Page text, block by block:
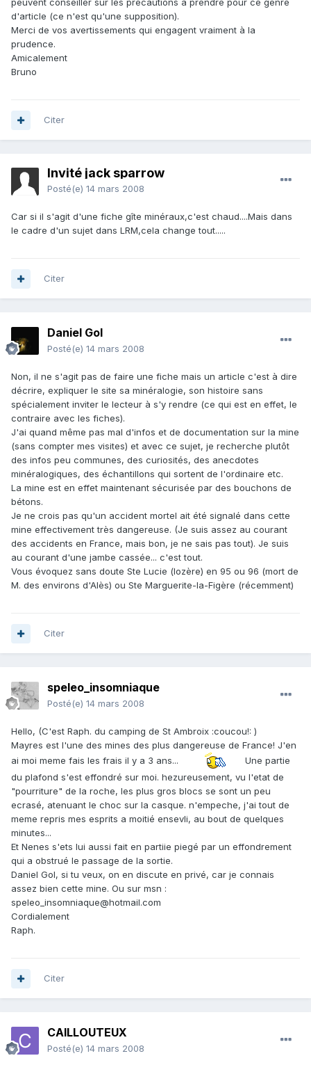
peuvent conseiller sur les précautions à prendre pour ce genre
d'article (ce n'est qu'une supposition).
Merci de vos avertissements qui engagent vraiment à la
prudence.
Amicalement
Bruno
Citer
Invité jack sparrow
Posté(e) 14 mars 2008
Car si il s'agit d'une fiche gîte minéraux,c'est chaud....Mais dans
le cadre d'un sujet dans LRM,cela change tout.....
Citer
Daniel Gol
Posté(e) 14 mars 2008
Non, il ne s'agit pas de faire une fiche mais un article c'est à dire
décrire, expliquer le site sa minéralogie, son histoire sans
spécialement inviter le lecteur à s'y rendre (ce qui est en effet, le
contraire avec les fiches).
J'ai quand même pas mal d'infos et de documentation sur la mine
(sans compter mes visites) et avec ce sujet, je recherche plutôt
des infos peu communes, des curiosités, des anecdotes
minéralogiques, des échantillons qui sortent de l'ordinaire etc.
La mine est en effet maintenant sécurisée par des bouchons de
bétons.
Je ne crois pas qu'un accident mortel ait été signalé dans cette
mine effectivement très dangereuse. (Je suis assez au courant
des accidents en France, mais bon, je ne sais pas tout). Je suis
au courant d'une jambe cassée... c'est tout.
Vous évoquez sans doute Ste Lucie (lozère) en 95 ou 96 (mort de
M. des environs d'Alès) ou Ste Marguerite-la-Figère (récemment)
Citer
speleo_insomniaque
Posté(e) 14 mars 2008
Hello, (C'est Raph. du camping de St Ambroix :coucou!: )
Mayres est l'une des mines des plus dangereuse de France! J'en
ai moi meme fais les frais il y a 3 ans...
Une partie
du plafond s'est effondré sur moi. hezureusement, vu l'etat de
"pourriture" de la roche, les plus gros blocs se sont un peu
ecrasé, atenuant le choc sur la casque. n'empeche, j'ai tout de
meme repris mes esprits a moitié ensevli, au bout de quelques
minutes...
Et Nenes s'ets lui aussi fait en partiie piegé par un effondrement
qui a obstrué le passage de la sortie.
Daniel Gol, si tu veux, on en discute en privé, car je connais
assez bien cette mine. Ou sur msn :
speleo_insomniaque@hotmail.com
Cordialement
Raph.
Citer
CAILLOUTEUX
Posté(e) 14 mars 2008